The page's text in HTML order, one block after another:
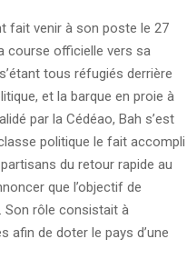
fait venir à son poste le 27
course officielle vers sa
tous réfugiés derrière
et la barque en proie à
par la Cédéao, Bah s’est
politique le fait accompli
du retour rapide au
que l’objectif de
Son rôle consistait à
afin de doter le pays d’une